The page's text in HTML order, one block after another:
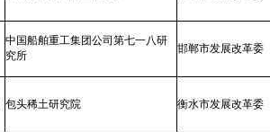
中国船舶重工集团公司第七一八研
究所
邯郸市发展改革委
包头稀土研究院 衡水市发展改革委